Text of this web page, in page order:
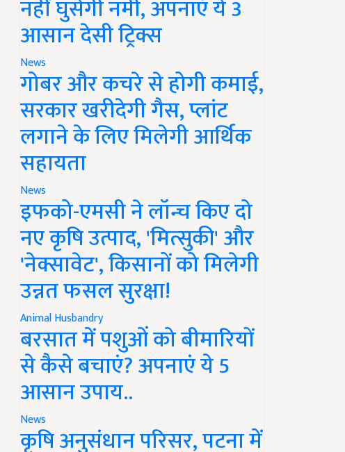
नहीं घुसेगी नमी, अपनाएं ये 3
आसान देसी ट्रिक्स
News
गोबर और कचरे से होगी कमाई,
सरकार खरीदेगी गैस, प्लांट
लगाने के लिए मिलेगी आर्थिक
सहायता
News
इफको-एमसी ने लॉन्च किए दो
नए कृषि उत्पाद, 'मित्सुकी' और
'नेक्सावेट', किसानों को मिलेगी
उन्नत फसल सुरक्षा!
Animal Husbandry
बरसात में पशुओं को बीमारियों
से कैसे बचाएं? अपनाएं ये 5
आसान उपाय..
News
कृषि अनुसंधान परिसर, पटना में